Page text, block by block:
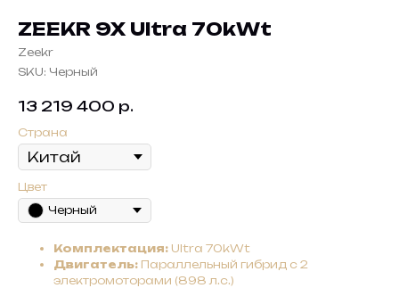
ZEEKR 9X Ultra 70kWt
Zeekr
SKU: Черный
13 219 400 р.
Страна
Цвет
Черный
Комплектация: Ultra 70kWt
Двигатель: Параллельный гибрид с 2
электромоторами (898 л.с.)